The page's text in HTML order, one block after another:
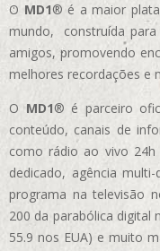
O MD1® é a maior
mundo, construída
amigos, promovendo
melhores recordações e
OMD1® é parceiro
conteúdo, canais de
como rádio ao vivo
dedicado, agência
programa na televisão
200 da parabólica digital
55.9 nos EUA) e muito